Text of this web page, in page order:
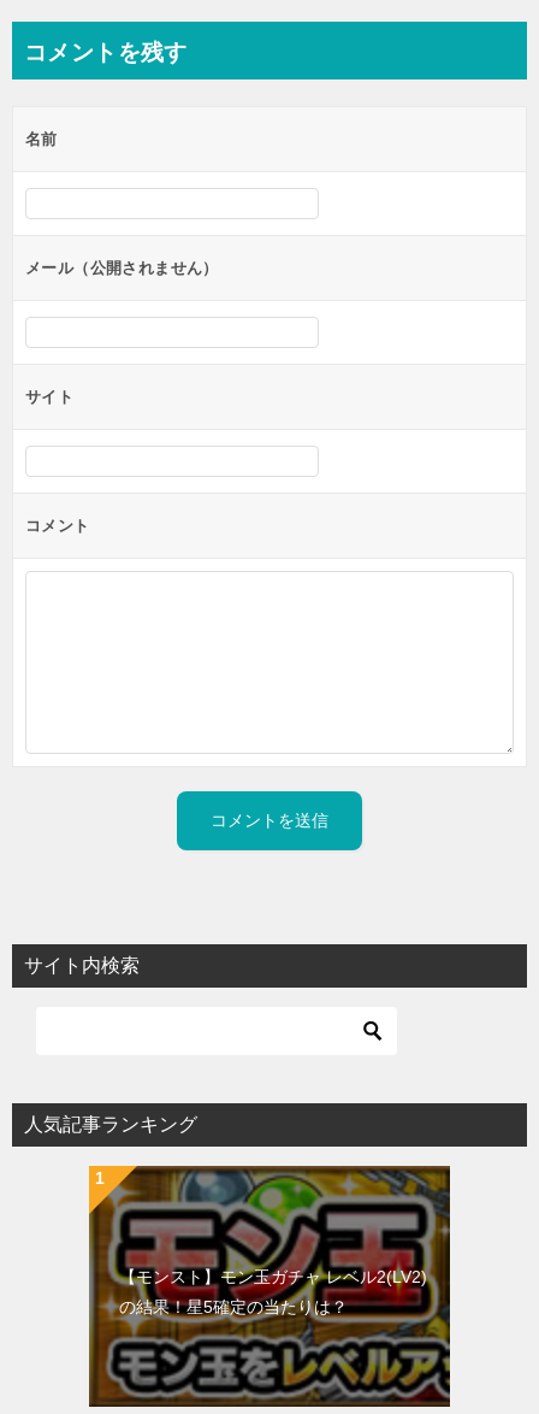
ビ
ー
シ
ョ
ン
コメントを残す
名前
メール（公開されません）
サイト
コメント
サイト内検索
人気記事ランキング
【モンスト】モン玉ガチャ レベル2(LV2)
の結果！星5確定の当たりは？